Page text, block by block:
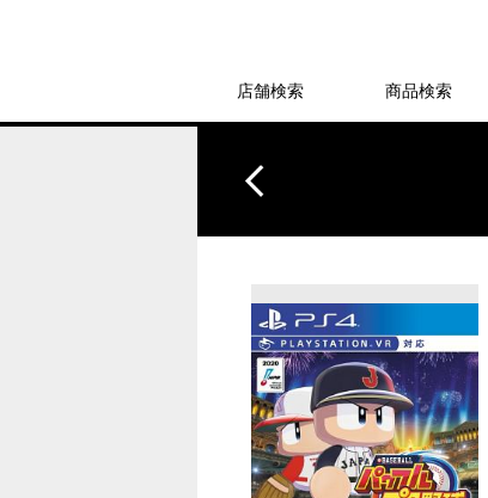
店舗検索 商品検索